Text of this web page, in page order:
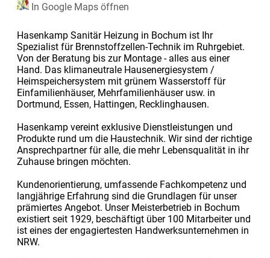
In Google Maps öffnen
Hasenkamp Sanitär Heizung in Bochum ist Ihr
Spezialist für Brennstoffzellen-Technik im Ruhrgebiet.
Von der Beratung bis zur Montage - alles aus einer
Hand. Das klimaneutrale Hausenergiesystem /
Heimspeichersystem mit grünem Wasserstoff für
Einfamilienhäuser, Mehrfamilienhäuser usw. in
Dortmund, Essen, Hattingen, Recklinghausen.
Hasenkamp vereint exklusive Dienstleistungen und
Produkte rund um die Haustechnik. Wir sind der richtige
Ansprechpartner für alle, die mehr Lebensqualität in ihr
Zuhause bringen möchten.
Kundenorientierung, umfassende Fachkompetenz und
langjährige Erfahrung sind die Grundlagen für unser
prämiertes Angebot. Unser Meisterbetrieb in Bochum
existiert seit 1929, beschäftigt über 100 Mitarbeiter und
ist eines der engagiertesten Handwerksunternehmen in
NRW.